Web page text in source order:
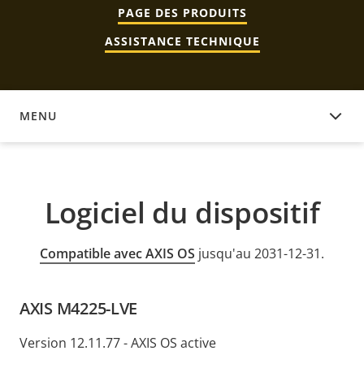
PAGE DES PRODUITS
ASSISTANCE TECHNIQUE
MENU
LOGICIEL DU DISPOSITIF
Logiciel du dispositif
Compatible avec AXIS OS jusqu'au 2031-12-31.
AXIS M4225-LVE
Version 12.11.77 - AXIS OS active